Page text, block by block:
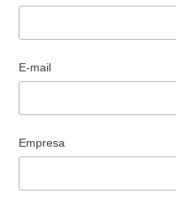
E-mail
Empresa